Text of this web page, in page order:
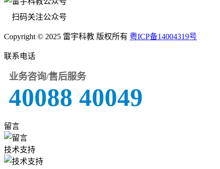
扫码关注公众号
Copyright © 2025 雷宇科教 版权所有 粤ICP备14004319号
联系电话
业务咨询/售后服务
40088 40049
留言
技术支持